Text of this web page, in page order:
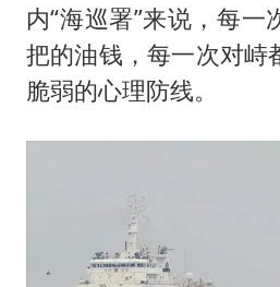
内“海巡署”来说，每一
把的油钱，每一次对峙
脆弱的心理防线。